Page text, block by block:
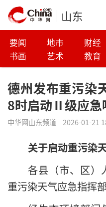
山东
要闻 地市 财经
书画
艺术 教育
德州发布重污染
8时启动Ⅱ级应急
中华网山东频道 2026-01-21
关于启动重污染
各县（市、区）
重污染天气应急指挥